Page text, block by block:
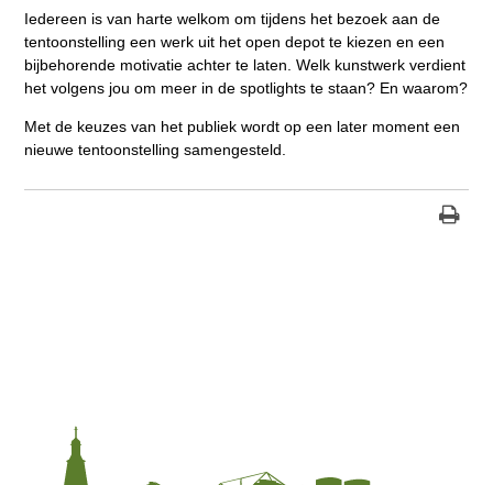
Iedereen is van harte welkom om tijdens het bezoek aan de
tentoonstelling een werk uit het open depot te kiezen en een
bijbehorende motivatie achter te laten. Welk kunstwerk verdient
het volgens jou om meer in de spotlights te staan? En waarom?
Met de keuzes van het publiek wordt op een later moment een
nieuwe tentoonstelling samengesteld.